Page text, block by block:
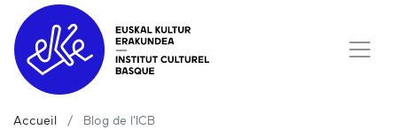
Accueil Blog de l'ICB